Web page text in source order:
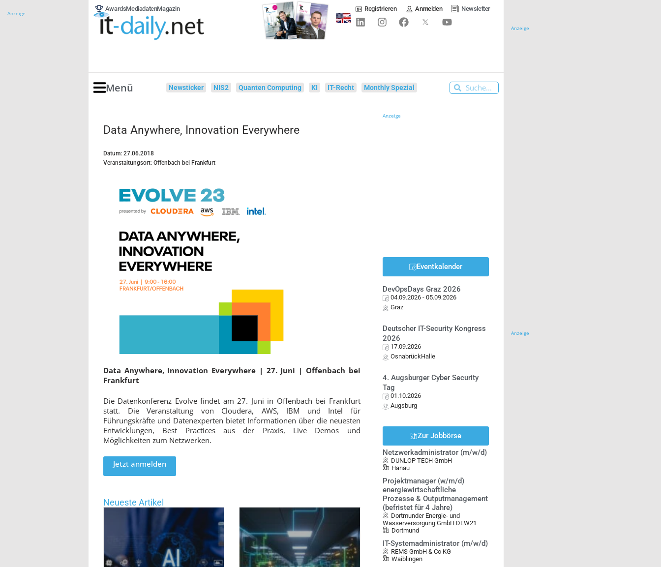
Anzeige
AwardsMediadatenMagazin Registrieren Anmelden Newsletter
Menü Newsticker NIS2 Quanten Computing KI IT-Recht Monthly Spezial
Data Anywhere, Innovation Everywhere
Datum: 27.06.2018
Veranstaltungsort: Offenbach bei Frankfurt
Data Anywhere, Innovation Everywhere | 27. Juni | Offenbach bei
Frankfurt
Die Datenkonferenz Evolve findet am 27. Juni in Offenbach bei Frankfurt
statt. Die Veranstaltung von Cloudera, AWS, IBM und Intel für
Führungskräfte und Datenexperten bietet Informationen über die neuesten
Entwicklungen, Best Practices aus der Praxis, Live Demos und
Möglichkeiten zum Netzwerken.
Jetzt anmelden
Neueste Artikel
Anzeige
Eventkalender
DevOpsDays Graz 2026
04.09.2026- 05.09.2026
Graz
Deutscher IT-Security Kongress
2026
17.09.2026
OsnabrückHalle
4. Augsburger Cyber Security
Tag
01.10.2026
Augsburg
Zur Jobbörse
Netzwerkadministrator (m/w/d)
DUNLOP TECH GmbH
Hanau
Projektmanager (w/m/d)
energiewirtschaftliche
Prozesse & Outputmanagement
(befristet für 4 Jahre)
Dortmunder Energie- und
Wasserversorgung GmbH DEW21
Dortmund
IT-Systemadministrator (m/w/d)
REMS GmbH & Co KG
Waiblingen
Anzeige
Anzeige